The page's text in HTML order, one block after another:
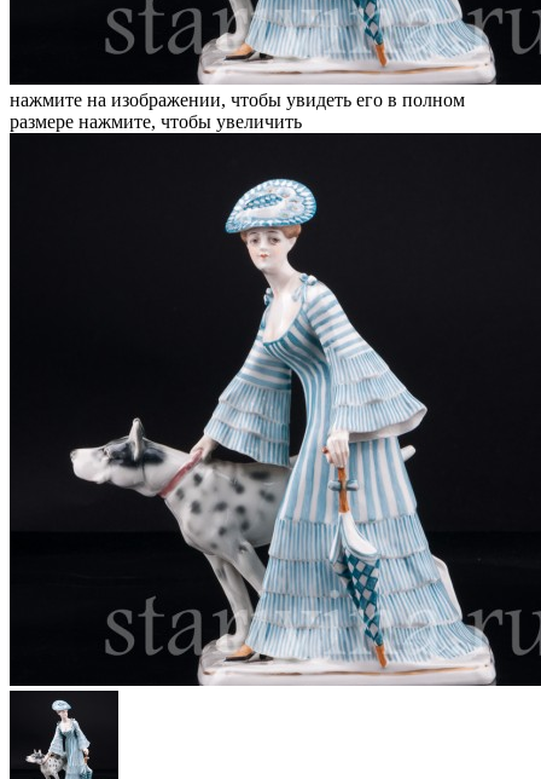
нажмите на изображении, чтобы увидеть его в полном
размере нажмите, чтобы увеличить